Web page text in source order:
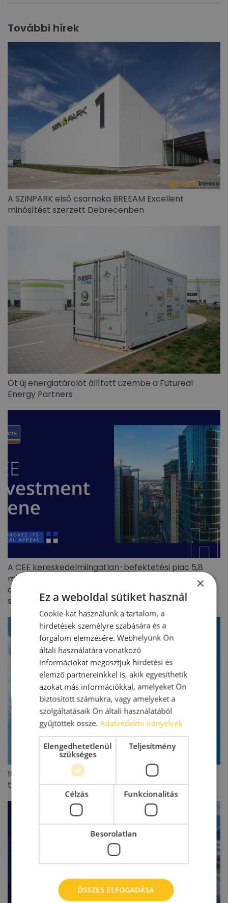
További hírek
A SZINPARK első csarnoka BREEAM Excellent
minősítést szerzett Debrecenben
Öt új energiatárolót állított üzembe a Futureal
Energy Partners
A CEE kereskedelmiingatlan-befektetési piac 5,8
milliárd eurós forgalmat ért el 2026 első félévében –
a befektetők visszatértek, de jóval szelektívebb
stratégiával
100 millió eurót meghaladó lengyel ingatlanpiaci
tranzakciót zárt az Appeninn
×
Ez a weboldal sütiket használ
Cookie-kat használunk a tartalom, a
hirdetések személyre szabására és a
forgalom elemzésére. Webhelyünk Ön
általi használatára vonatkozó
információkat megosztjuk hirdetési és
elemző partnereinkkel is, akik egyesíthetik
azokat más információkkal, amelyeket Ön
biztosított számukra, vagy amelyeket a
szolgáltatásaik Ön általi használatából
gyűjtöttek össze.Adatvédelmi irányelvek
Elengedhetetlenül
szükséges
Teljesítmény
Célzás Funkcionalitás
Besorolatlan
ÖSSZES ELFOGADÁSA